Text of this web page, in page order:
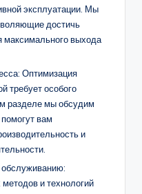
эксплуатации. Мы
достичь
максимального выхода
Оптимизация
требует особого
разделе мы обсудим
вам
и
и технологий